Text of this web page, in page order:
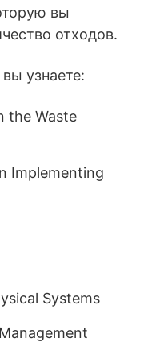
вы
отходов.
узнаете:
the Waste
Implementing
Systems